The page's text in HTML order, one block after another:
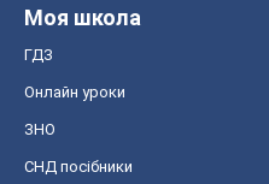
Моя школа
ГДЗ
Онлайн уроки
ЗНО
СНД посібники